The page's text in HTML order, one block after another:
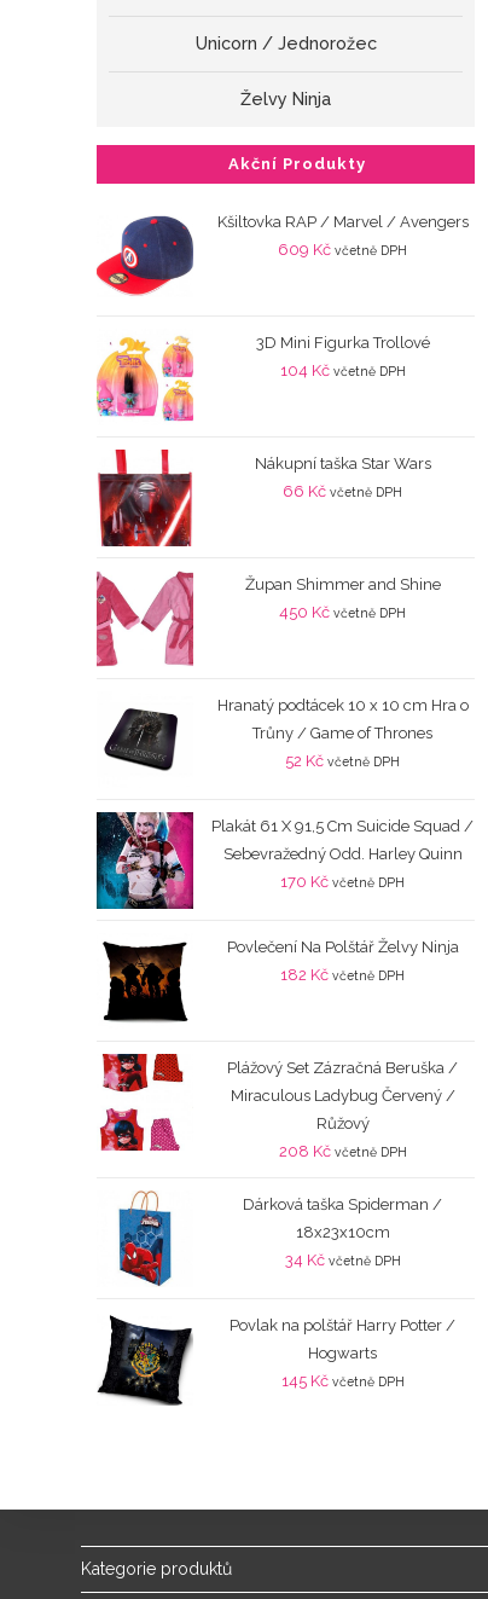
Unicorn / Jednorožec
Želvy Ninja
Akční Produkty
Kšiltovka RAP / Marvel / Avengers
609 Kč včetně DPH
3D Mini Figurka Trollové
104 Kč včetně DPH
Nákupní taška Star Wars
66 Kč včetně DPH
Župan Shimmer and Shine
450 Kč včetně DPH
Hranatý podtácek 10 x 10 cm Hra o
Trůny / Game of Thrones
52 Kč včetně DPH
Plakát 61 X 91,5 Cm Suicide Squad /
Sebevražedný Odd. Harley Quinn
170 Kč včetně DPH
Povlečení Na Polštář Želvy Ninja
182 Kč včetně DPH
Plážový Set Zázračná Beruška /
Miraculous Ladybug Červený /
Růžový
208 Kč včetně DPH
Dárková taška Spiderman /
18x23x10cm
34 Kč včetně DPH
Povlak na polštář Harry Potter /
Hogwarts
145 Kč včetně DPH
Kategorie produktů